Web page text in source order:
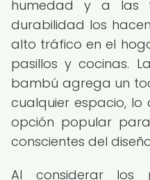
humedad y a las
durabilidad los
alto tráfico en el
pasillos y cocinas.
bambú agrega un
cualquier espacio, lo
opción popular
conscientes del
Al considerar los